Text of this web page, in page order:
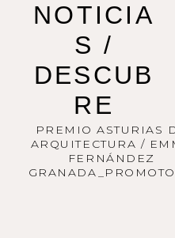
NOTICIA
S /
DESCUB
RE
PREMIO ASTURIAS
ARQUITECTURA /
FERNÁNDEZ